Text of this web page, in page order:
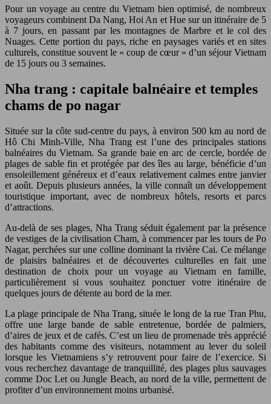
Pour un voyage au centre du Vietnam bien optimisé, de nombreux
voyageurs combinent Da Nang, Hoi An et Hue sur un itinéraire de 5
à 7 jours, en passant par les montagnes de Marbre et le col des
Nuages. Cette portion du pays, riche en paysages variés et en sites
culturels, constitue souvent le « coup de cœur » d’un séjour Vietnam
de 15 jours ou 3 semaines.
Nha trang : capitale balnéaire et temples
chams de po nagar
Située sur la côte sud-centre du pays, à environ 500 km au nord de
Hô Chi Minh-Ville, Nha Trang est l’une des principales stations
balnéaires du Vietnam. Sa grande baie en arc de cercle, bordée de
plages de sable fin et protégée par des îles au large, bénéficie d’un
ensoleillement généreux et d’eaux relativement calmes entre janvier
et août. Depuis plusieurs années, la ville connaît un développement
touristique important, avec de nombreux hôtels, resorts et parcs
d’attractions.
Au-delà de ses plages, Nha Trang séduit également par la présence
de vestiges de la civilisation Cham, à commencer par les tours de Po
Nagar, perchées sur une colline dominant la rivière Cai. Ce mélange
de plaisirs balnéaires et de découvertes culturelles en fait une
destination de choix pour un voyage au Vietnam en famille,
particulièrement si vous souhaitez ponctuer votre itinéraire de
quelques jours de détente au bord de la mer.
La plage principale de Nha Trang, située le long de la rue Tran Phu,
offre une large bande de sable entretenue, bordée de palmiers,
d’aires de jeux et de cafés. C’est un lieu de promenade très apprécié
des habitants comme des visiteurs, notamment au lever du soleil
lorsque les Vietnamiens s’y retrouvent pour faire de l’exercice. Si
vous recherchez davantage de tranquillité, des plages plus sauvages
comme Doc Let ou Jungle Beach, au nord de la ville, permettent de
profiter d’un environnement moins urbanisé.